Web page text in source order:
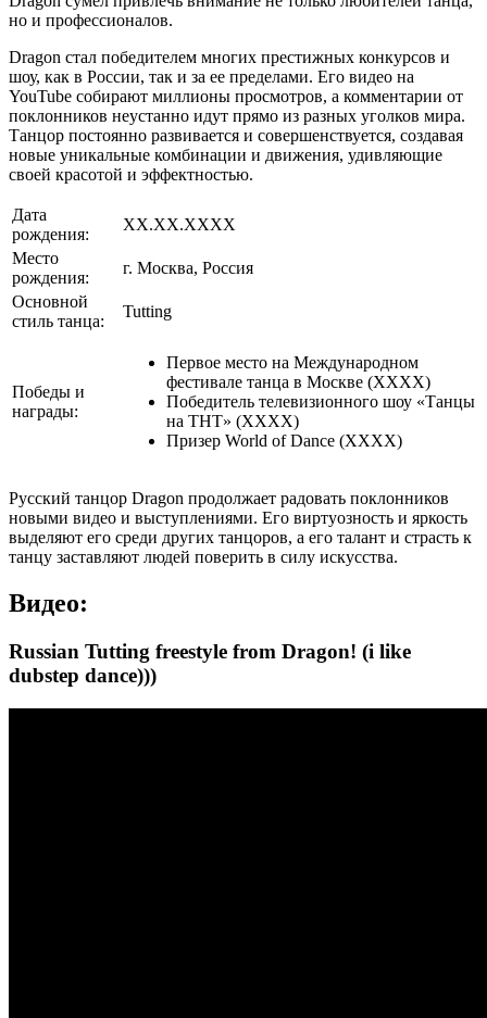
но и профессионалов.
Dragon стал победителем многих престижных конкурсов и
шоу, как в России, так и за ее пределами. Его видео на
YouTube собирают миллионы просмотров, а комментарии от
поклонников неустанно идут прямо из разных уголков мира.
Танцор постоянно развивается и совершенствуется, создавая
новые уникальные комбинации и движения, удивляющие
своей красотой и эффектностью.
Дата
рождения:
XX.XX.XXXX
Место
рождения:
г. Москва, Россия
Основной
стиль танца:
Tutting
Победы и
награды:
Первое место на Международном
фестивале танца в Москве (XXXX)
Победитель телевизионного шоу «Танцы
на ТНТ» (XXXX)
Призер World of Dance (XXXX)
Русский танцор Dragon продолжает радовать поклонников
новыми видео и выступлениями. Его виртуозность и яркость
выделяют его среди других танцоров, а его талант и страсть к
танцу заставляют людей поверить в силу искусства.
Видео:
Russian Tutting freestyle from Dragon! (i like
dubstep dance)))